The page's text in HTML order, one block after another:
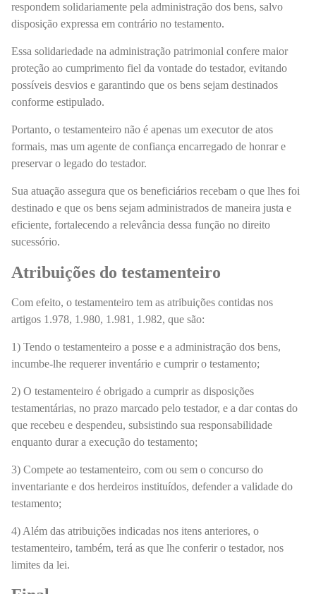
respondem solidariamente pela administração dos bens, salvo
disposição expressa em contrário no testamento.
Essa solidariedade na administração patrimonial confere maior
proteção ao cumprimento fiel da vontade do testador, evitando
possíveis desvios e garantindo que os bens sejam destinados
conforme estipulado.
Portanto, o testamenteiro não é apenas um executor de atos
formais, mas um agente de confiança encarregado de honrar e
preservar o legado do testador.
Sua atuação assegura que os beneficiários recebam o que lhes foi
destinado e que os bens sejam administrados de maneira justa e
eficiente, fortalecendo a relevância dessa função no direito
sucessório.
Atribuições do testamenteiro
Com efeito, o testamenteiro tem as atribuições contidas nos
artigos 1.978, 1.980, 1.981, 1.982, que são:
1) Tendo o testamenteiro a posse e a administração dos bens,
incumbe-lhe requerer inventário e cumprir o testamento;
2) O testamenteiro é obrigado a cumprir as disposições
testamentárias, no prazo marcado pelo testador, e a dar contas do
que recebeu e despendeu, subsistindo sua responsabilidade
enquanto durar a execução do testamento;
3) Compete ao testamenteiro, com ou sem o concurso do
inventariante e dos herdeiros instituídos, defender a validade do
testamento;
4) Além das atribuições indicadas nos itens anteriores, o
testamenteiro, também, terá as que lhe conferir o testador, nos
limites da lei.